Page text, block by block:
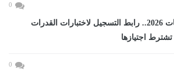
0
تنسيق الجامعات 2026.. رابط التسجيل لاختبارات القدرات
تشترط اجتيازها
0